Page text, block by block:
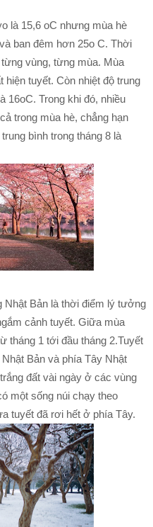
là 15,6 oC nhưng mùa hè
ban đêm hơn 25o C. Thời
vùng, từng mùa. Mùa
hiện tuyết. Còn nhiệt độ trung
16oC. Trong khi đó, nhiều
trong mùa hè, chẳng hạn
bình trong tháng 8 là
Nhật Bản là thời điểm lý tưởng
cảnh tuyết. Giữa mùa
tháng 1 tới đầu tháng 2.Tuyết
Bản và phía Tây Nhật
đất vài ngày ở các vùng
một sống núi chạy theo
tuyết đã rơi hết ở phía Tây.